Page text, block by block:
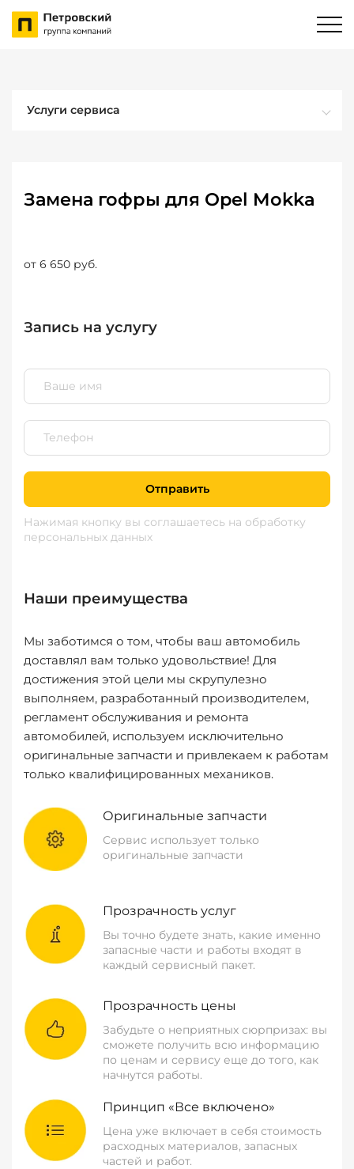
Услуги сервиса
Замена гофры для Opel Mokka
от 6 650 руб.
Запись на услугу
Отправить
Нажимая кнопку вы соглашаетесь на обработку
персональных данных
Наши преимущества
Мы заботимся о том, чтобы ваш автомобиль
доставлял вам только удовольствие! Для
достижения этой цели мы скрупулезно
выполняем, разработанный производителем,
регламент обслуживания и ремонта
автомобилей, используем исключительно
оригинальные запчасти и привлекаем к работам
только квалифицированных механиков.
Оригинальные запчасти
Сервис использует только
оригинальные запчасти
Прозрачность услуг
Вы точно будете знать, какие именно
запасные части и работы входят в
каждый сервисный пакет.
Прозрачность цены
Забудьте о неприятных сюрпризах: вы
сможете получить всю информацию
по ценам и сервису еще до того, как
начнутся работы.
Принцип «Все включено»
Цена уже включает в себя стоимость
расходных материалов, запасных
частей и работ.